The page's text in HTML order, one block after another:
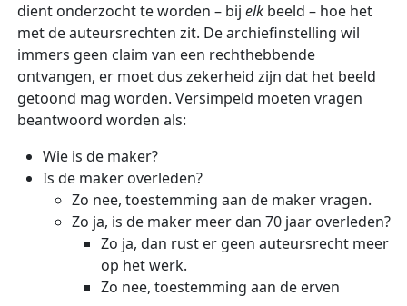
dient onderzocht te worden – bij elk beeld – hoe het
met de auteursrechten zit. De archiefinstelling wil
immers geen claim van een rechthebbende
ontvangen, er moet dus zekerheid zijn dat het beeld
getoond mag worden. Versimpeld moeten vragen
beantwoord worden als:
Wie is de maker?
Is de maker overleden?
Zo nee, toestemming aan de maker vragen.
Zo ja, is de maker meer dan 70 jaar overleden?
Zo ja, dan rust er geen auteursrecht meer
op het werk.
Zo nee, toestemming aan de erven